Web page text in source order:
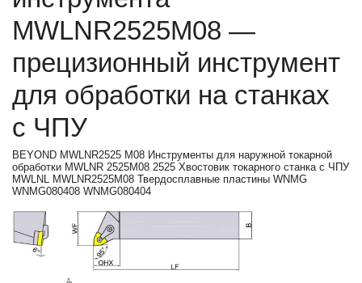
MWLNR2525M08 —
прецизионный инструмент
для обработки на станках
с ЧПУ
BEYOND MWLNR2525 M08 Инструменты для наружной токарной
обработки MWLNR 2525M08 2525 Хвостовик токарного станка с ЧПУ
MWLNL MWLNR2525M08 Твердосплавные пластины WNMG
WNMG080408 WNMG080404